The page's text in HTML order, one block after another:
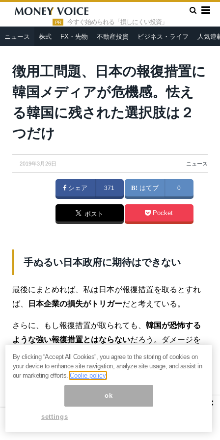
PR 今すぐ始められる「損しにくい投資」
ニュース 株式 FX・先物 不動産投資 ビジネス・ライフ 人気連
HOME » ニュース »
徴用工問題、日本の報復措置に韓国メディ
アが危機感。怯える韓国に残された選択肢は２つだけ
徴用工問題、日本の報復措置に
韓国メディアが危機感。怯え
る韓国に残された選択肢は２
つだけ
2019年3月26日 ニュース
シェア 371 はてブ 0
ポスト Pocket
手ぬるい日本政府に期待はできない
最後にまとめれば、私は日本が報復措置を取るとすれ
ば、
日本企業の損失がトリガーだと考えている。
さらに、もし報復措置が取られても、 韓国が恐怖する
ような強い報復措置とはならないだろう。ダメージを
与えるのかさえも怪しいところだ。何かの交流の中
止、日本大使の召還など、そんな程度ではないかと思
ないだろうか。
（続きはご購読ください。初月無料です）
×
By clicking “Accept All Cookies”, you agree to the storing of cookies on
your device to enhance site navigation, analyze site usage, and assist in
our marketing efforts.Coolie policy
ok
settings